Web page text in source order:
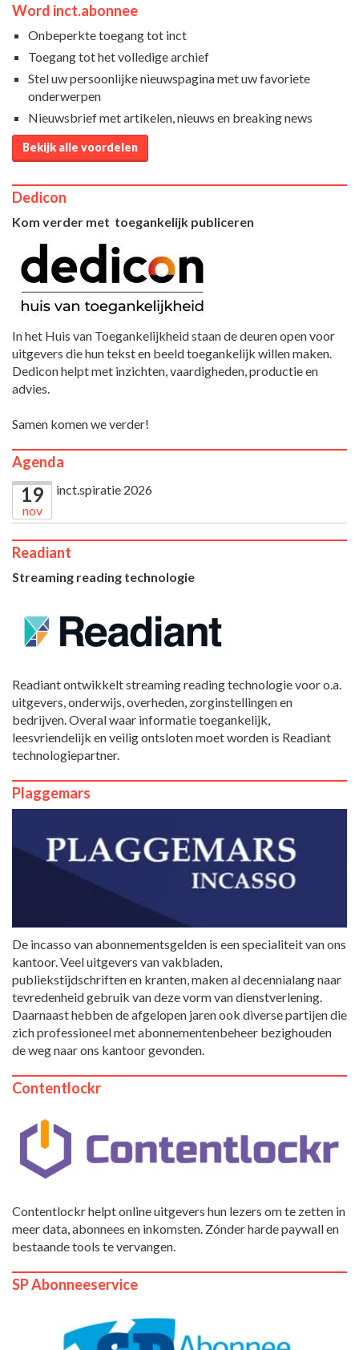
Word inct.abonnee
Onbeperkte toegang tot inct
Toegang tot het volledige archief
Stel uw persoonlijke nieuwspagina met uw favoriete
onderwerpen
Nieuwsbrief met artikelen, nieuws en breaking news
Bekijk alle voordelen
Dedicon
Kom verder met toegankelijk publiceren
In het Huis van Toegankelijkheid staan de deuren open voor
uitgevers die hun tekst en beeld toegankelijk willen maken.
Dedicon helpt met inzichten, vaardigheden, productie en
advies.
Samen komen we verder!
Agenda
19
nov
inct.spiratie 2026
Readiant
Streaming reading technologie
Readiant ontwikkelt streaming reading technologie voor o.a.
uitgevers, onderwijs, overheden, zorginstellingen en
bedrijven. Overal waar informatie toegankelijk,
leesvriendelijk en veilig ontsloten moet worden is Readiant
technologiepartner.
Plaggemars
De incasso van abonnementsgelden is een specialiteit van ons
kantoor. Veel uitgevers van vakbladen,
publiekstijdschriften en kranten, maken al decennialang naar
tevredenheid gebruik van deze vorm van dienstverlening.
Daarnaast hebben de afgelopen jaren ook diverse partijen die
zich professioneel met abonnementenbeheer bezighouden
de weg naar ons kantoor gevonden.
Contentlockr
Contentlockr helpt online uitgevers hun lezers om te zetten in
meer data, abonnees en inkomsten. Zónder harde paywall en
bestaande tools te vervangen.
SP Abonneeservice